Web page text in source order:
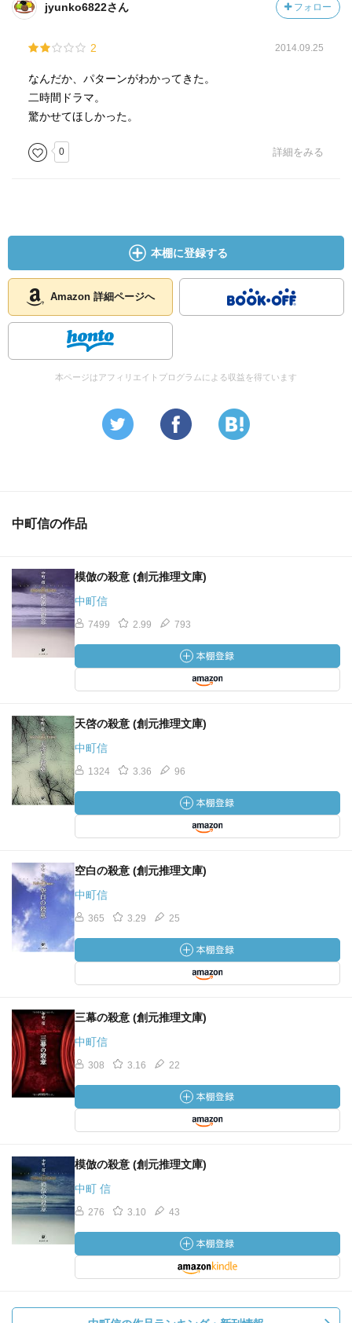
jyunko6822さん フォロー
2 2014.09.25
なんだか、パターンがわかってきた。
二時間ドラマ。
驚かせてほしかった。
0 詳細をみる
本棚に登録する
Amazon 詳細ページへ
本ページはアフィリエイトプログラムによる収益を得ています
中町信の作品
模倣の殺意 (創元推理文庫)
中町信
7499 2.99 793
天啓の殺意 (創元推理文庫)
中町信
1324 3.36 96
空白の殺意 (創元推理文庫)
中町信
365 3.29 25
三幕の殺意 (創元推理文庫)
中町信
308 3.16 22
模倣の殺意 (創元推理文庫)
中町 信
276 3.10 43